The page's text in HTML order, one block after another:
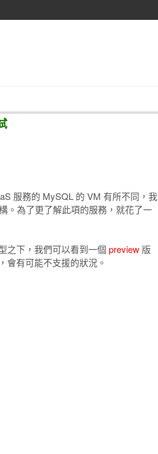
服務的 MySQL 的 VM 有所不同，我
。為了更了解此項的服務，就花了一
之下，我們可以看到一個 preview 版
會有可能不支援的狀況。